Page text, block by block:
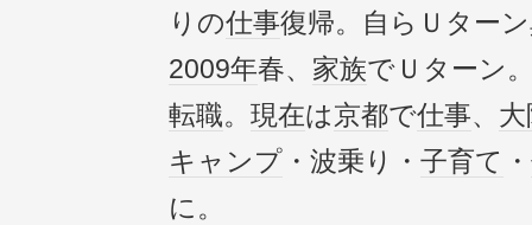
りの仕事復帰。自らＵター
2009年春、 家族でＵターン
転職。 現在は京都で仕事、
キャンプ ・波乗り・ 子育て ・
に。